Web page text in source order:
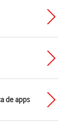
de apps